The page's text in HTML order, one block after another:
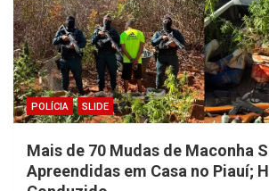
POLÍCIA SLIDE
Mais de 70 Mudas de Maconha
Apreendidas em Casa no Piauí;